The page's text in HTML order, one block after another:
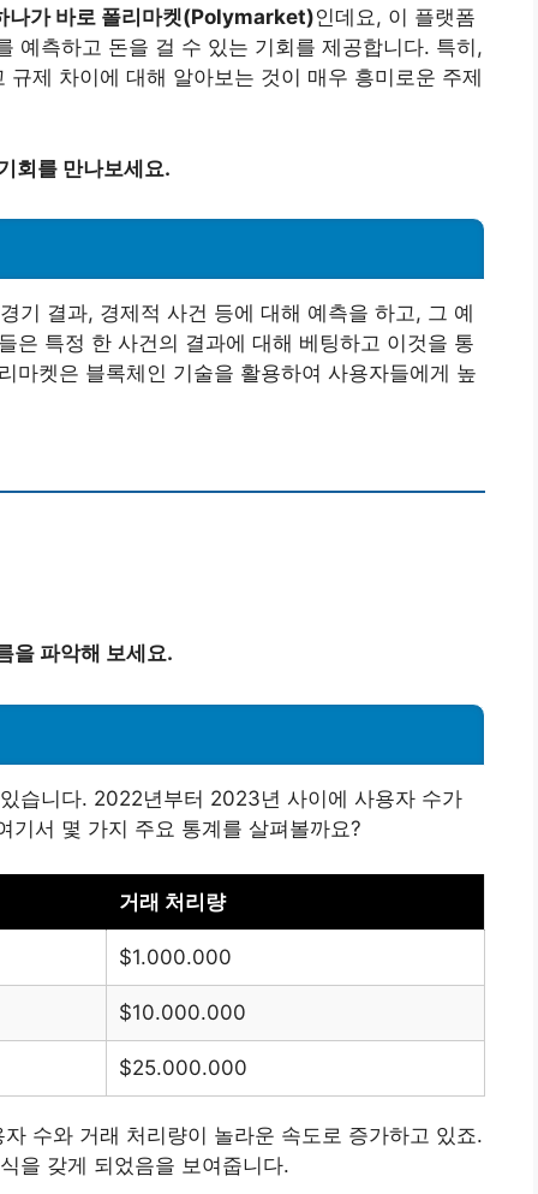
나가 바로 폴리마켓(Polymarket)인데요, 이 플랫폼
예측하고 돈을 걸 수 있는 기회를 제공합니다. 특히,
제 차이에 대해 알아보는 것이 매우 흥미로운 주제
회를 만나보세요.
기 결과, 경제적 사건 등에 대해 예측을 하고, 그 예
은 특정 한 사건의 결과에 대해 베팅하고 이것을 통
마켓은 블록체인 기술을 활용하여 사용자들에게 높
을 파악해 보세요.
습니다. 2022년부터 2023년 사이에 사용자 수가
기서 몇 가지 주요 통계를 살펴볼까요?
거래 처리량
$1.000.000
$10.000.000
$25.000.000
수와 거래 처리량이 놀라운 속도로 증가하고 있죠.
을 갖게 되었음을 보여줍니다.